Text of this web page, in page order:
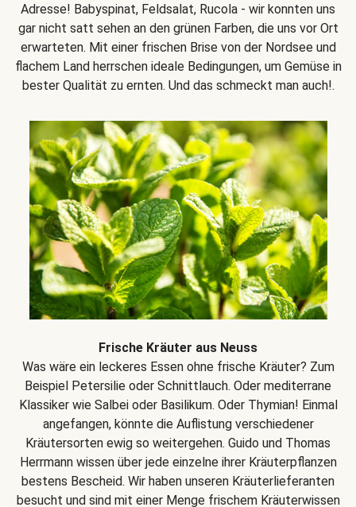
Adresse! Babyspinat, Feldsalat, Rucola - wir konnten uns
gar nicht satt sehen an den grünen Farben, die uns vor Ort
erwarteten. Mit einer frischen Brise von der Nordsee und
flachem Land herrschen ideale Bedingungen, um Gemüse in
bester Qualität zu ernten. Und das schmeckt man auch!.
Frische Kräuter aus Neuss
Was wäre ein leckeres Essen ohne frische Kräuter? Zum
Beispiel Petersilie oder Schnittlauch. Oder mediterrane
Klassiker wie Salbei oder Basilikum. Oder Thymian! Einmal
angefangen, könnte die Auflistung verschiedener
Kräutersorten ewig so weitergehen. Guido und Thomas
Herrmann wissen über jede einzelne ihrer Kräuterpflanzen
bestens Bescheid. Wir haben unseren Kräuterlieferanten
besucht und sind mit einer Menge frischem Kräuterwissen